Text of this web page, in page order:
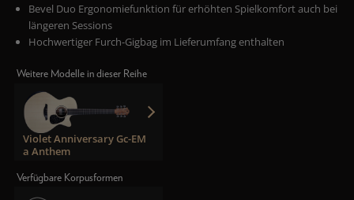
Bevel Duo Ergonomiefunktion für erhöhten Spielkomfort auch bei
längeren Sessions
Hochwertiger Furch-Gigbag im Lieferumfang enthalten
Weitere Modelle in dieser Reihe
Violet Anniversary Gc-EM
a Anthem
Verfügbare Korpusformen